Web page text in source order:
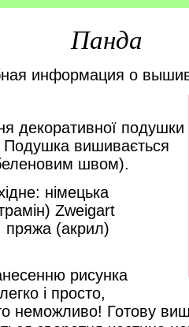
Панда
информация о
декоративної подушки
вишивається
швом).
німецька
Zweigart
пряжа (акрил)
рисунка
і просто,
неможливо! Готову